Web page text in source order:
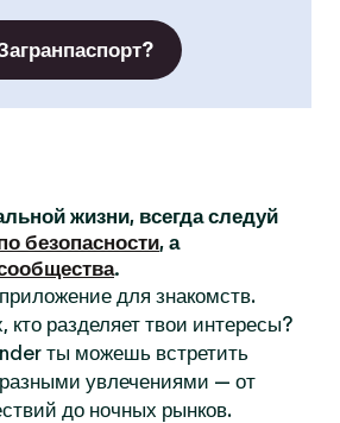
жизни, всегда следуй
безопасности, а
.
для знакомств.
разделяет твои интересы?
ты можешь встретить
увлечениями — от
до ночных рынков.